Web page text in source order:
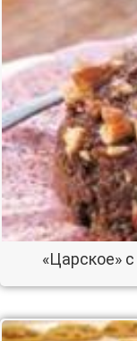
«Царское»